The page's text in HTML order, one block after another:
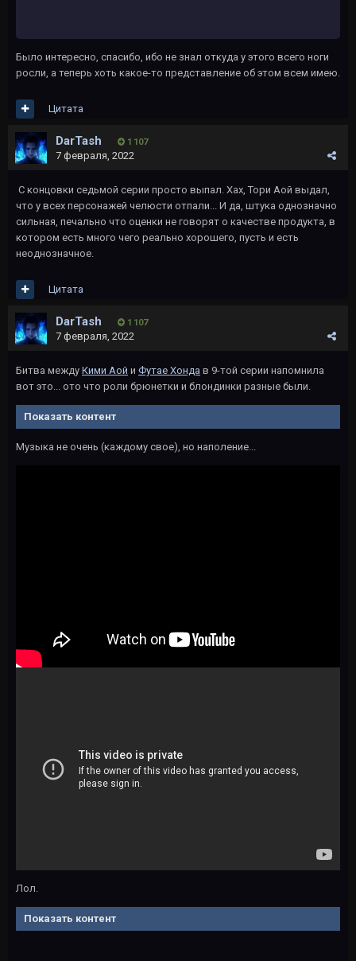
Было интересно, спасибо, ибо не знал откуда у этого всего ноги
росли, а теперь хоть какое-то представление об этом всем имею.
Цитата
DarTash 1 107
7 февраля, 2022
С концовки седьмой серии просто выпал. Хах, Тори Аой выдал,
что у всех персонажей челюсти отпали... И да, штука однозначно
сильная, печально что оценки не говорят о качестве продукта, в
котором есть много чего реально хорошего, пусть и есть
неоднозначное.
Цитата
DarTash 1 107
7 февраля, 2022
Битва между Кими Аой и Футае Хонда в 9-той серии напомнила
вот это... ото что роли брюнетки и блондинки разные были.
Показать контент
Музыка не очень (каждому свое), но наполение...
Лол.
Показать контент